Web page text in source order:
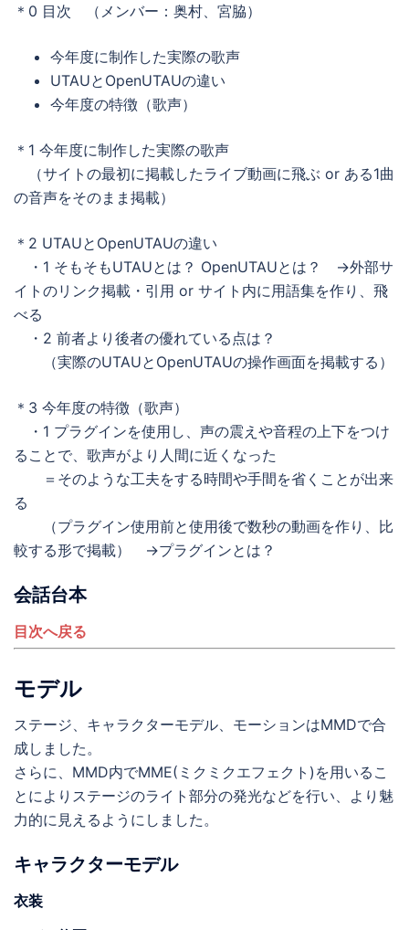
＊0 目次 （メンバー：奥村、宮脇）
今年度に制作した実際の歌声
UTAUとOpenUTAUの違い
今年度の特徴（歌声）
＊1 今年度に制作した実際の歌声
（サイトの最初に掲載したライブ動画に飛ぶ or ある1曲
の音声をそのまま掲載）
＊2 UTAUとOpenUTAUの違い
・1 そもそもUTAUとは？ OpenUTAUとは？ →外部サ
イトのリンク掲載・引用 or サイト内に用語集を作り、飛
べる
・2 前者より後者の優れている点は？
（実際のUTAUとOpenUTAUの操作画面を掲載する）
＊3 今年度の特徴（歌声）
・1 プラグインを使用し、声の震えや音程の上下をつけ
ることで、歌声がより人間に近くなった
＝そのような工夫をする時間や手間を省くことが出来
る
（プラグイン使用前と使用後で数秒の動画を作り、比
較する形で掲載） →プラグインとは？
会話台本
目次へ戻る
モデル
ステージ、キャラクターモデル、モーションはMMDで合
成しました。
さらに、MMD内でMME(ミクミクエフェクト)を用いるこ
とによりステージのライト部分の発光などを行い、より魅
力的に見えるようにしました。
キャラクターモデル
衣装